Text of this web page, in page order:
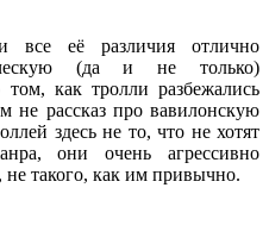
её различия отлично
(да и не только)
как тролли разбежались
не рассказ про вавилонскую
здесь не то, что не хотят
они очень агрессивно
не такого, как им привычно.